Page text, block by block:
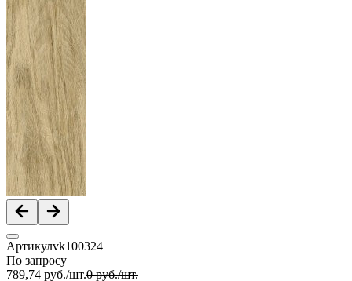
Артикулvk100324
По запросу
789,74 руб./шт.0 руб./шт.